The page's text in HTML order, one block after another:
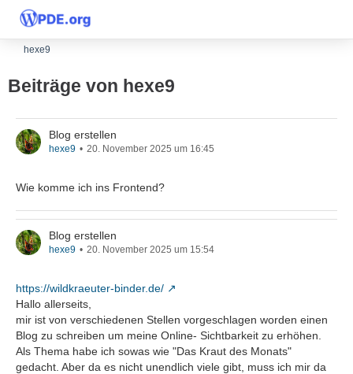
hexe9
Beiträge von hexe9
Blog erstellen
hexe9 20. November 2025 um 16:45
Wie komme ich ins Frontend?
Blog erstellen
hexe9 20. November 2025 um 15:54
https://wildkraeuter-binder.de/
Hallo allerseits,
mir ist von verschiedenen Stellen vorgeschlagen worden einen
Blog zu schreiben um meine Online- Sichtbarkeit zu erhöhen.
Als Thema habe ich sowas wie "Das Kraut des Monats"
gedacht. Aber da es nicht unendlich viele gibt, muss ich mir da